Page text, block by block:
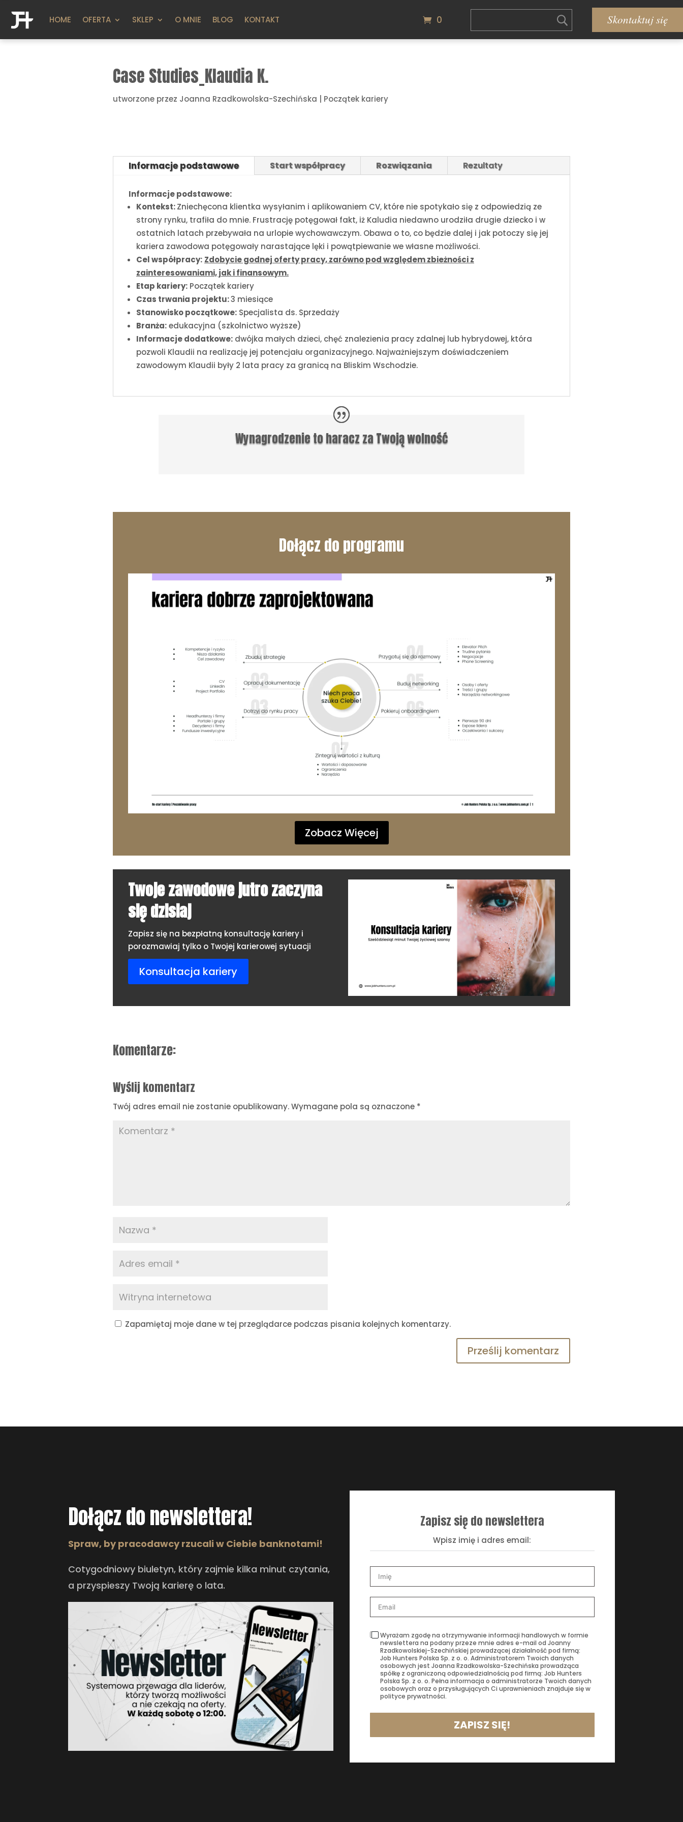
HOME OFERTA SKLEP O MNIE BLOG KONTAKT 0 Skontaktuj się
Case Studies_Klaudia K.
utworzone przez Joanna Rzadkowolska-Szechińska Początek kariery
Informacje podstawowe Start współpracy Rozwiązania Rezultaty
Informacje podstawowe:
Kontekst:Zniechęcona klientka wysyłanim i aplikowaniem CV, które nie spotykało się z odpowiedzią ze
strony rynku, trafiła do mnie. Frustrację potęgował fakt, iż Kaludia niedawno urodziła drugie dziecko i w
ostatnich latach przebywała na urlopie wychowawczym. Obawa o to, co będzie dalej i jak potoczy się jej
kariera zawodowa potęgowały narastające lęki i powątpiewanie we własne możliwości.
Cel współpracy: Zdobycie godnej oferty pracy, zarówno pod względem zbieżności z
zainteresowaniami, jak i finansowym.
Etap kariery: Początek kariery
Czas trwania projektu:3 miesiące
Stanowisko początkowe: Specjalista ds. Sprzedaży
Branża:edukacyjna (szkolnictwo wyższe)
Informacje dodatkowe: dwójka małych dzieci, chęć znalezienia pracy zdalnej lub hybrydowej, która
pozwoli Klaudii na realizację jej potencjału organizacyjnego. Najważniejszym doświadczeniem
zawodowym Klaudii były 2 lata pracy za granicą na Bliskim Wschodzie.
Wynagrodzenie to haracz za Twoją wolność
Dołącz do programu
Zobacz Więcej
Twoje zawodowe jutro zaczyna
się dzisiaj
Zapisz się na bezpłatną konsultację kariery i
porozmawiaj tylko o Twojej karierowej sytuacji
Konsultacja kariery
Komentarze:
Wyślij komentarz
Twój adres email nie zostanie opublikowany.Wymagane pola są oznaczone *
Zapamiętaj moje dane w tej przeglądarce podczas pisania kolejnych komentarzy.
Prześlij komentarz
Dołącz do newslettera!
Spraw, by pracodawcy rzucali w Ciebie banknotami!
Cotygodniowy biuletyn, który zajmie kilka minut czytania,
a przyspieszy Twoją karierę o lata.
Zapisz się do newslettera
Wpisz imię i adres email:
Wyrażam zgodę na otrzymywanie informacji handlowych w formie
newslettera na podany przeze mnie adres e-mail od Joanny
Rzadkowolskiej-Szechińskiej prowadzącej działalność pod firmą:
Job Hunters Polska Sp. z o. o. Administratorem Twoich danych
osobowych jest Joanna Rzadkowolska-Szechińska prowadząca
spółkę z ograniczoną odpowiedzialnością pod firmą: Job Hunters
Polska Sp. z o. o. Pełna informacja o administratorze Twoich danych
osobowych oraz o przysługujących Ci uprawnieniach znajduje się w
polityce prywatności.
ZAPISZ SIĘ!